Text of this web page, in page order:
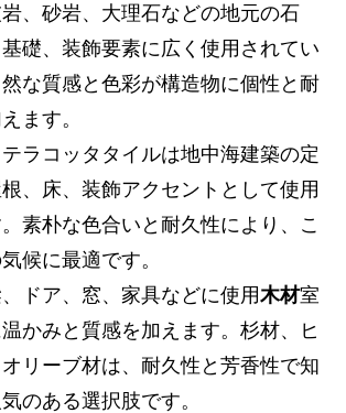
、砂岩、大理石などの地元の石
礎、装飾要素に広く使用されてい
然な質感と色彩が構造物に個性と耐
ます。
テラコッタタイルは地中海建築の定
、床、装飾アクセントとして使用
素朴な色合いと耐久性により、こ
候に最適です。
ドア、窓、家具などに使用木材室
かみと質感を加えます。杉材、ヒ
オリーブ材は、耐久性と芳香性で知
のある選択肢です。